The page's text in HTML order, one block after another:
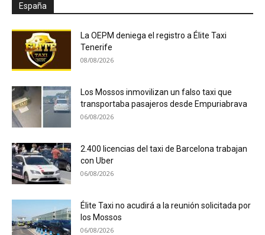
España
La OEPM deniega el registro a Élite Taxi
Tenerife
08/08/2026
Los Mossos inmovilizan un falso taxi que
transportaba pasajeros desde Empuriabrava
06/08/2026
2.400 licencias del taxi de Barcelona trabajan
con Uber
06/08/2026
Élite Taxi no acudirá a la reunión solicitada por
los Mossos
06/08/2026